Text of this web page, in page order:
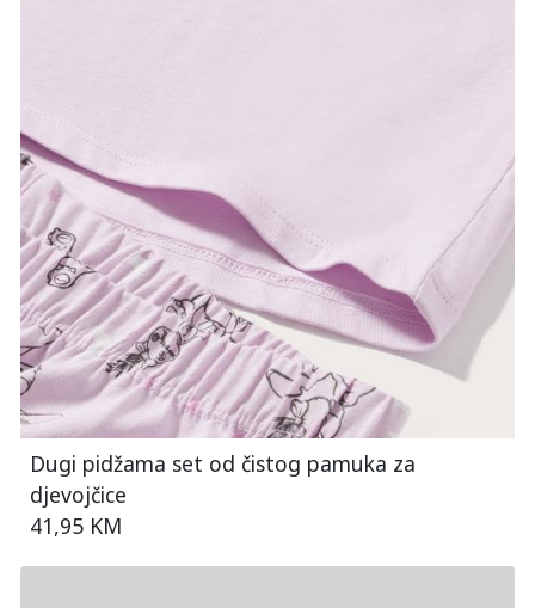
Dugi pidžama set od čistog pamuka za
djevojčice
41,95 KM